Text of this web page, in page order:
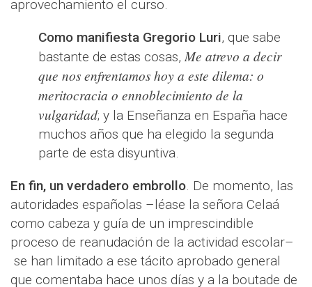
aprovechamiento el curso.
Como manifiesta Gregorio Luri, que sabe
bastante de estas cosas,Me atrevo a decir
que nos enfrentamos hoy a este dilema: o
meritocracia o ennoblecimiento de la
vulgaridad; y la Enseñanza en España hace
muchos años que ha elegido la segunda
parte de esta disyuntiva.
En fin, un verdadero embrollo. De momento, las
autoridades españolas –léase la señora Celaá
como cabeza y guía de un imprescindible
proceso de reanudación de la actividad escolar–
se han limitado a ese tácito aprobado general
que comentaba hace unos días y a la boutade de